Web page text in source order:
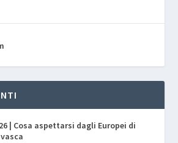
| Cosa aspettarsi dagli Europei di